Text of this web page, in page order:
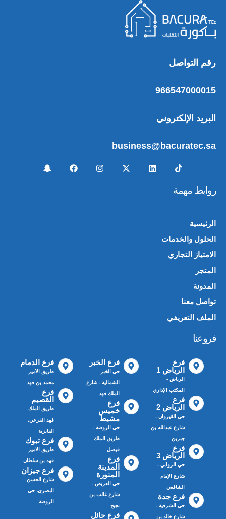
رقم التواصل
966547000015
البريد الإلكتروني
business@bacuratec.sa
روابط مهمة
الرئيسية
الحلول والخدمات
الامتياز التجاري
المتجر
المدونة
تواصل معنا
الملف التعريفي
فروعنا
فرع
الرياض 1
الرياض -
المكتب الإداري
فرع
الرياض 2
حي القيروان -
شارع عبدالله بن
جبرين
فرع
الرياض 3
حي الروابي -
شارع الإمام
الشافعي
فرع جدة
حي الشرفية -
شارع خالد بن
فرع الخبر
حي الخبر
الشمالية - شارع
الملك فهد
فرع
خميس
مشيط
حي الروضة -
طريق الملك
فيصل
فرع
المدينة
المنورة
حي العريض -
شارع غالب بن
نجيح
فرع حائل
فرع الدمام
طريق الأمير
محمد بن فهد
فرع
القصيم
طريق الملك
فهد الفرعي،
الفايزية
فرع تبوك
طريق الامير
فهد بن سلطان
فرع جيزان
شارع الحسن
البصري، حي
الروضة